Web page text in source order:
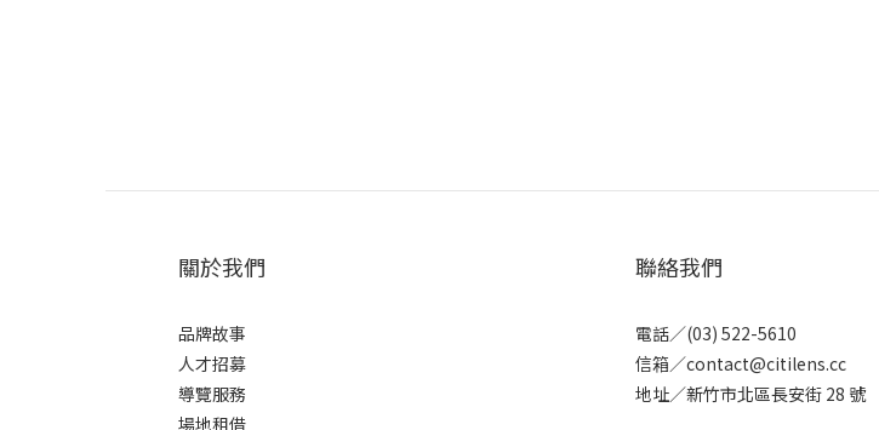
關於我們
品牌故事
人才招募
導覽服務
場地租借
聯絡我們
電話／(03) 522-5610
信箱／contact@citilens.cc
地址／新竹市北區長安街 28 號